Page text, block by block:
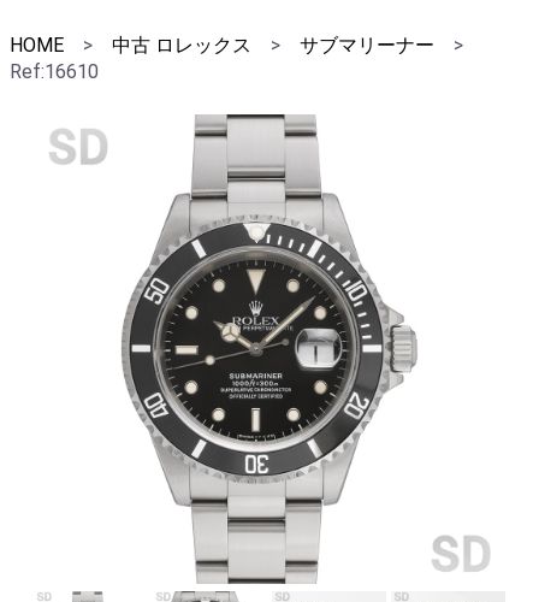
HOME > 中古 ロレックス > サブマリーナー
>
Ref:16610